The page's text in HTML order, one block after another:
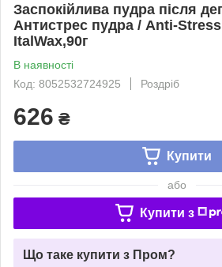
Заспокійлива пудра після
Антистрес пудра / Anti-
ItalWax,90г
В наявності
Код: 8052532724925
Роздріб
626 ₴
Купити
або
Купити з
Що таке купити з Пром?